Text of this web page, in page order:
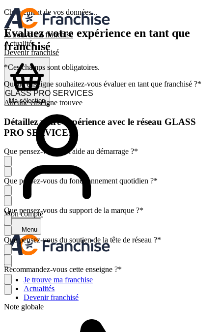
Je trouve ma franchise
Actualités
Devenir franchisé
Ma sélection
Mon compte
Menu
Je trouve ma franchise
Actualités
Devenir franchisé
Chargement de vos données...
Évaluez votre expérience en tant que
franchisé
*Ces champs sont obligatoires.
Quelle enseigne souhaitez-vous évaluer en tant que franchisé ?*
Aucune enseigne trouvee
Détaillez votre expérience avec le réseau GLASS
PRO SERVICES
Que pensez-vous de l'aide au démarrage ?*
Que pensez-vous du fonctionnement quotidien ?*
Que pensez-vous du support de la marque ?*
Que pensez-vous du soutien de la tête de réseau ?*
Recommandez-vous cette enseigne ?*
Note globale